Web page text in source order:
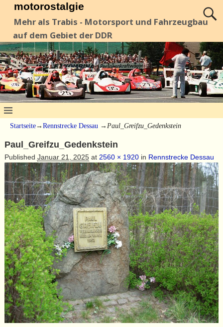
motorostalgie
Mehr als Trabis - Motorsport und Fahrzeugbau
auf dem Gebiet der DDR
Startseite→ Rennstrecke Dessau → Paul_Greifzu_Gedenkstein
Paul_Greifzu_Gedenkstein
Published Januar 21, 2025at 2560 × 1920in Rennstrecke Dessau